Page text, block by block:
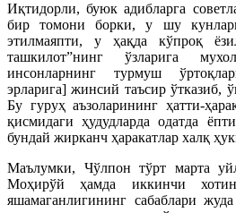
Иқтидорли, буюк адибларга
бир томони борки, у шу
этилмаяпти, у ҳақда кўпроқ
ташкилот”нинг ўзларига
инсонларнинг турмуш
эрларига] жинсий таъсир ўтказиб,
Бу гуруҳ аъзоларининг ҳатти-
қисмидаги ҳудудларда одатда
бундай жирканч ҳаракатлар халқ
Маълумки, Чўлпон тўрт марта
Моҳирўй ҳамда иккинчи
яшамаганлигининг сабаблари